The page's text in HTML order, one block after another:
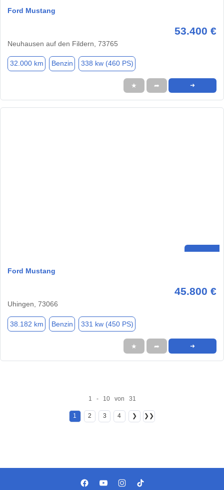
Ford Mustang
53.400 €
Neuhausen auf den Fildern, 73765
32.000 km Benzin 338 kw (460 PS)
★ ➦ ➜
Ford Mustang
45.800 €
Uhingen, 73066
38.182 km Benzin 331 kw (450 PS)
★ ➦ ➜
1 - 10 von 31
1 2 3 4 ❯ ❯❯